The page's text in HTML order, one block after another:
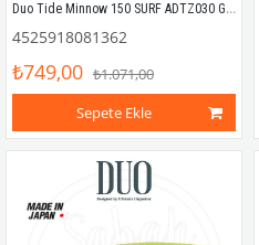
Duo Tide Minnow 150 SURF ADTZ030 Golden Sardine II
4525918081362
₺749,00 ₺1.071,00
Sepete Ekle